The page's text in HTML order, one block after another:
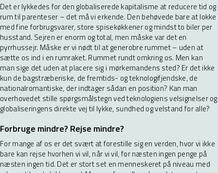
Det er lykkedes for den globaliserede kapitalisme at reducere tid og
rum til parenteser – det må vi erkende. Den behøvede bare at lokke
med fine forbrugsvarer, store spisekøkkener og mindst to biler per
husstand. Sejren er enorm og total, men måske var det en
pyrrhussejr. Måske er vi nødt til at generobre rummet – uden at
sætte os ind i en rumraket. Rummet rundt omkring os. Men kan
man sige det uden at placere sig i mørkemandens sted? Er det ikke
kun de bagstræberiske, de fremtids- og teknologifjendske, de
nationalromantiske, der indtager sådan en position? Kan man
overhovedet stille spørgsmålstegn ved teknologiens velsignelser og
globaliseringens direkte vej til lykke, sundhed og velstand for alle?
Forbruge mindre? Rejse mindre?
For mange af os er det svært at forestille sig en verden, hvor vi ikke
bare kan rejse hvorhen vi vil, når vi vil, for næsten ingen penge på
næsten ingen tid. Det er stort set en menneskeret på niveau med